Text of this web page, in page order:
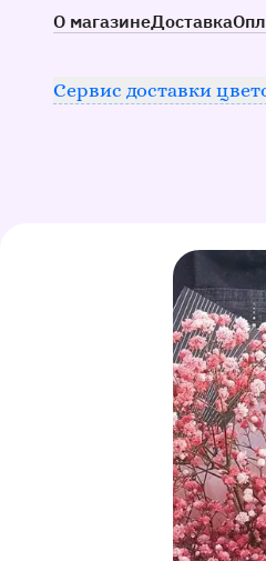
О магазинеДоставка
Сервис доставки